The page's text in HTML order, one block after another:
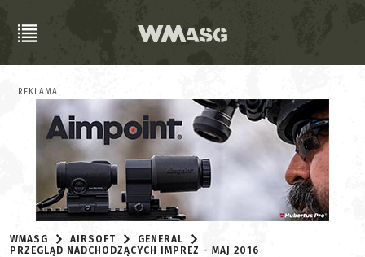
REKLAMA
WMASG AIRSOFT
GENERAL
PRZEGLĄD NADCHODZĄCYCH IMPREZ - MAJ 2016